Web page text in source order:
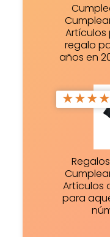
regalo
años en
★★★★
Artículos
para